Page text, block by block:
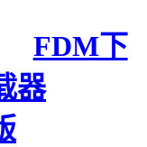
FDM下
器